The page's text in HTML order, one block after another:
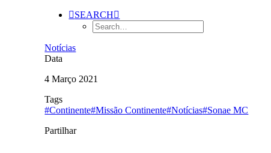
SEARCH
Notícias
Data
4 Março 2021
Tags
#Continente#Missão Continente#Notícias#Sonae MC
Partilhar